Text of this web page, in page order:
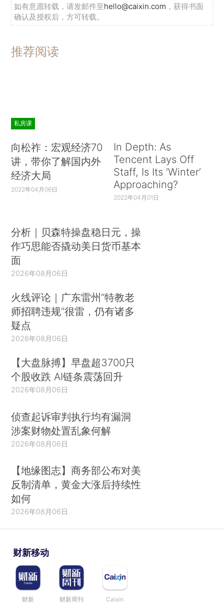
如有意愿转载，请发邮件至hello@caixin.com ，获得书面
确认及授权后，方可转载。
推荐阅读
私房课
向松祚：宏观经济70
讲，带你了解国内外
经济大局
2022年04月06日
In Depth: As
Tencent Lays Off
Staff, Is Its ‘Winter’
Approaching?
2022年04月01日
分析｜贝森特操盘稳日元，操
作巧思能否撬动美日货币基本
面
2026年08月06日
火线评论｜广东雷州“特教老
师招聘违规”很雷，仍有诸多
疑点
2026年08月06日
【大盘脉搏】早盘超3700只
个股收跌 AI链条震荡回升
2026年08月06日
侦查起诉审判执行均有漏洞
涉案财物处置乱象何解
2026年08月06日
【地缘图志】商务部公布对美
反制清单，黄金大涨后持续性
如何
2026年08月06日
财新移动
财新 财新周刊 Caixin